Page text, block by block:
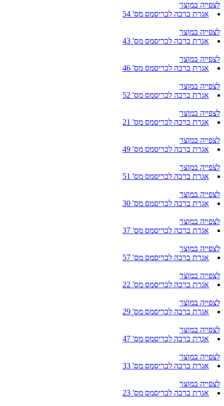
לצפייה במוצר
אגרת ברכה לכריסמס מס' 54
לצפייה במוצר
אגרת ברכה לכריסמס מס' 43
לצפייה במוצר
אגרת ברכה לכריסמס מס' 46
לצפייה במוצר
אגרת ברכה לכריסמס מס' 52
לצפייה במוצר
אגרת ברכה לכריסמס מס' 21
לצפייה במוצר
אגרת ברכה לכריסמס מס' 49
לצפייה במוצר
אגרת ברכה לכריסמס מס' 51
לצפייה במוצר
אגרת ברכה לכריסמס מס' 30
לצפייה במוצר
אגרת ברכה לכריסמס מס' 37
לצפייה במוצר
אגרת ברכה לכריסמס מס' 57
לצפייה במוצר
אגרת ברכה לכריסמס מס' 22
לצפייה במוצר
אגרת ברכה לכריסמס מס' 29
לצפייה במוצר
אגרת ברכה לכריסמס מס' 47
לצפייה במוצר
אגרת ברכה לכריסמס מס' 33
לצפייה במוצר
אגרת ברכה לכריסמס מס' 23